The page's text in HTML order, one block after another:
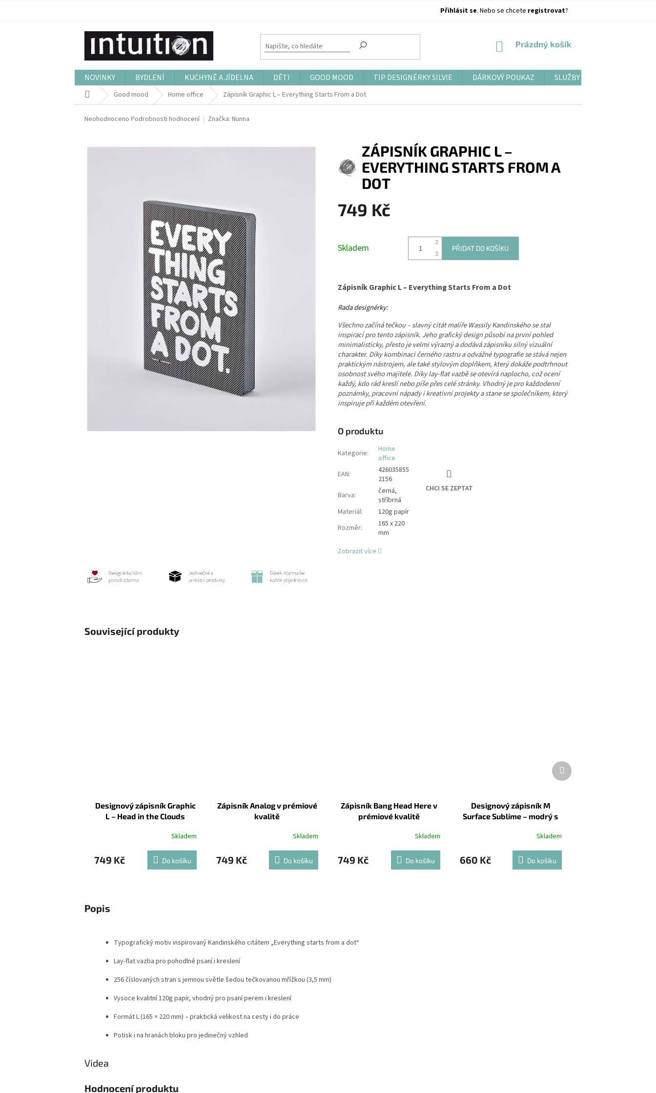
Přihlásit se. Nebo se chcete registrovat?
NÁKUPNÍ
Prázdný košík
NOVINKY BYDLENÍ KUCHYNĚ A JÍDELNA DĚTI GOOD MOOD TIP DESIGNÉRKY SILVIE DÁRKOVÝ POUKAZ SLUŽBY
Domů Good mood Home office Zápisník Graphic L – Everything Starts From a Dot
Průměrné
je
Neohodnoceno Podrobnosti hodnocení Značka: Nunna
ZÁPISNÍK GRAPHIC L –
EVERYTHING STARTS FROM A
DOT
749 Kč
Skladem PŘIDAT DO KOŠÍKU
Zápisník Graphic L – Everything Starts From a Dot
Rada designérky:
Všechno začíná tečkou – slavný citát malíře Wassily Kandinského se stal
inspirací pro tento zápisník. Jeho grafický design působí na první pohled
minimalisticky, přesto je velmi výrazný a dodává zápisníku silný vizuální
charakter. Díky kombinaci černého rastru a odvážné typografie se stává nejen
praktickým nástrojem, ale také stylovým doplňkem, který dokáže podtrhnout
osobnost svého majitele. Díky lay-flat vazbě se otevírá naplocho, což ocení
každý, kdo rád kreslí nebo píše přes celé stránky. Vhodný je pro každodenní
poznámky, pracovní nápady i kreativní projekty a stane se společníkem, který
inspiruje při každém otevření.
O produktu
Kategorie:
Home
office
EAN:
426035855
2156
Barva:
černá,
stříbrná
Materiál:
120g papír
Rozměr:
165 x 220
mm
CHCI SE ZEPTAT
Zobrazit více
Související produkty
Designový zápisník Graphic
L – Head in the Clouds
Skladem
749 Kč Do košíku
Zápisník Analog v prémiové
kvalitě
Skladem
749 Kč Do košíku
Zápisník Bang Head Here v
prémiové kvalitě
Skladem
749 Kč Do košíku
Designový zápisník M
Surface Sublime – modrý s
Skladem
660 Kč Do košíku
Další
produkt
Popis
Typografický motiv inspirovaný Kandinského citátem „Everything starts from a dot“
Lay-flat vazba pro pohodlné psaní i kreslení
256 číslovaných stran s jemnou světle šedou tečkovanou mřížkou (3,5 mm)
Vysoce kvalitní 120g papír, vhodný pro psaní perem i kreslení
Formát L (165 × 220 mm) – praktická velikost na cesty i do práce
Potisk i na hranách bloku pro jedinečný vzhled
Videa
Hodnocení produktu